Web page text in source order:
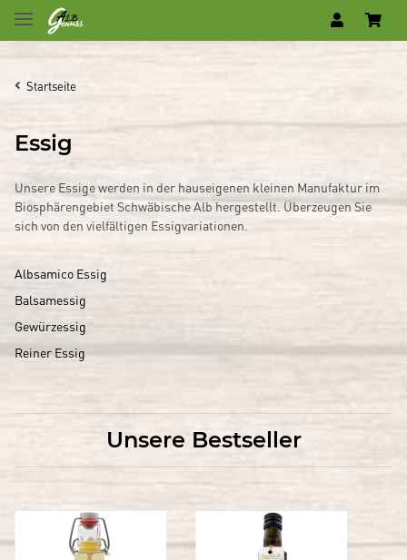
Startseite
Essig
Unsere Essige werden in der hauseigenen kleinen Manufaktur im
Biosphärengebiet Schwäbische Alb hergestellt. Überzeugen Sie
sich von den vielfältigen Essigvariationen.
Albsamico Essig
Balsamessig
Gewürzessig
Reiner Essig
Unsere Bestseller